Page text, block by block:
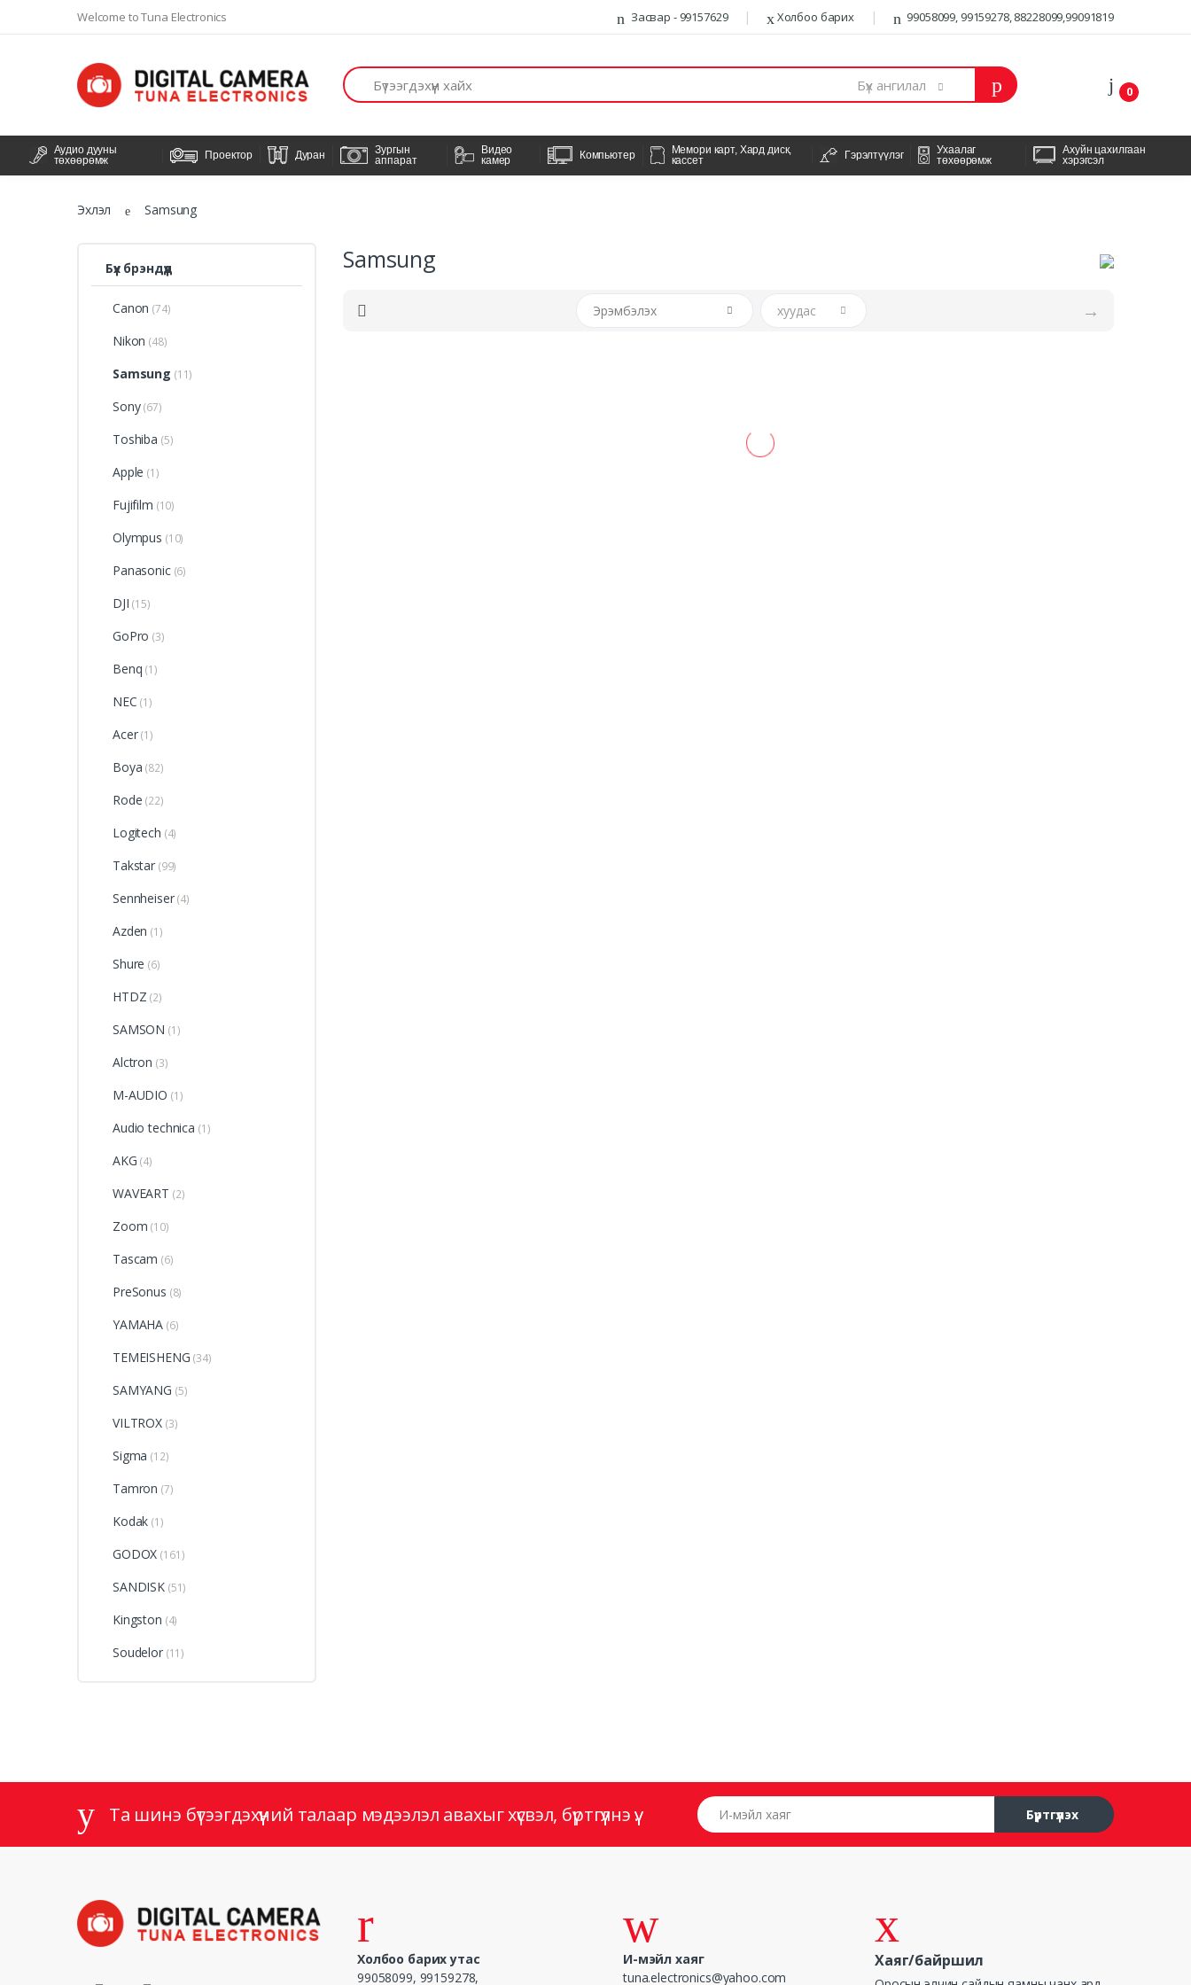
Welcome to Tuna Electronics Засвар - 99157629 Холбоо барих 99058099, 99159278, 88228099,99091819
Хайлт
Бүх ангилал 0
Аудио дууны
төхөөрөмж
Проектор Дуран
Зургын
аппарат
Видео
камер
Компьютер
Мемори карт, Хард диск,
кассет
Гэрэлтүүлэг
Ухаалаг
төхөөрөмж
Ахуйн цахилгаан
хэрэгсэл
Эхлэл Samsung
Бүх брэндүүд
Canon (74)
Nikon (48)
Samsung (11)
Sony(67)
Toshiba (5)
Apple (1)
Fujifilm (10)
Olympus (10)
Panasonic(6)
DJI (15)
GoPro (3)
Benq (1)
NEC (1)
Acer(1)
Boya (82)
Rode (22)
Logitech (4)
Takstar (99)
Sennheiser(4)
Azden (1)
Shure (6)
HTDZ (2)
SAMSON (1)
Alctron (3)
M-AUDIO (1)
Audio technica (1)
AKG (4)
WAVEART (2)
Zoom (10)
Tascam (6)
PreSonus (8)
YAMAHA (6)
TEMEISHENG (34)
SAMYANG (5)
VILTROX (3)
Sigma (12)
Tamron (7)
Kodak (1)
GODOX (161)
SANDISK (51)
Kingston (4)
Soudelor(11)
Samsung
Эрэмбэлэх хуудас →
Та шинэ бүтээгдэхүүний талаар мэдээлэл авахыг хүсвэл, бүртгүүлнэ үү. И-мэйл хаяг
Бүртгүүлэх
Холбоо барих утас
99058099, 99159278,
И-мэйл хаяг
tuna.electronics@yahoo.com
Хаяг/байршил